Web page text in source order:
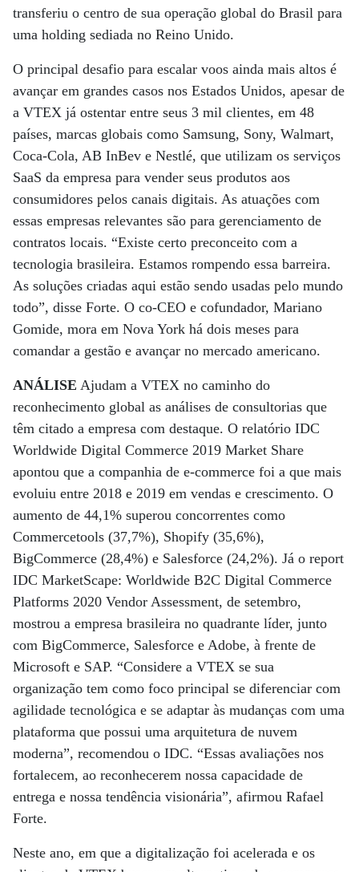
transferiu o centro de sua operação global do Brasil para
uma holding sediada no Reino Unido.
O principal desafio para escalar voos ainda mais altos é
avançar em grandes casos nos Estados Unidos, apesar de
a VTEX já ostentar entre seus 3 mil clientes, em 48
países, marcas globais como Samsung, Sony, Walmart,
Coca-Cola, AB InBev e Nestlé, que utilizam os serviços
SaaS da empresa para vender seus produtos aos
consumidores pelos canais digitais. As atuações com
essas empresas relevantes são para gerenciamento de
contratos locais. “Existe certo preconceito com a
tecnologia brasileira. Estamos rompendo essa barreira.
As soluções criadas aqui estão sendo usadas pelo mundo
todo”, disse Forte. O co-CEO e cofundador, Mariano
Gomide, mora em Nova York há dois meses para
comandar a gestão e avançar no mercado americano.
ANÁLISE Ajudam a VTEX no caminho do
reconhecimento global as análises de consultorias que
têm citado a empresa com destaque. O relatório IDC
Worldwide Digital Commerce 2019 Market Share
apontou que a companhia de e-commerce foi a que mais
evoluiu entre 2018 e 2019 em vendas e crescimento. O
aumento de 44,1% superou concorrentes como
Commercetools (37,7%), Shopify (35,6%),
BigCommerce (28,4%) e Salesforce (24,2%). Já o report
IDC MarketScape: Worldwide B2C Digital Commerce
Platforms 2020 Vendor Assessment, de setembro,
mostrou a empresa brasileira no quadrante líder, junto
com BigCommerce, Salesforce e Adobe, à frente de
Microsoft e SAP. “Considere a VTEX se sua
organização tem como foco principal se diferenciar com
agilidade tecnológica e se adaptar às mudanças com uma
plataforma que possui uma arquitetura de nuvem
moderna”, recomendou o IDC. “Essas avaliações nos
fortalecem, ao reconhecerem nossa capacidade de
entrega e nossa tendência visionária”, afirmou Rafael
Forte.
Neste ano, em que a digitalização foi acelerada e os